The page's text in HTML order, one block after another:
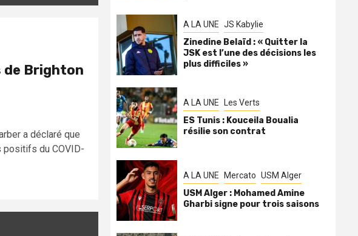
de Brighton
a déclaré que
positifs du COVID-
A LA UNE JS Kabylie
Zinedine Belaïd : « Quitter la
JSK est l’une des décisions les
plus difficiles »
A LA UNE Les Verts
ES Tunis : Kouceila Boualia
résilie son contrat
A LA UNE Mercato USM Alger
USM Alger : Mohamed Amine
Gharbi signe pour trois saisons